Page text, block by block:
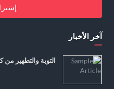
آخر الأخبار
التوبة والتطهير